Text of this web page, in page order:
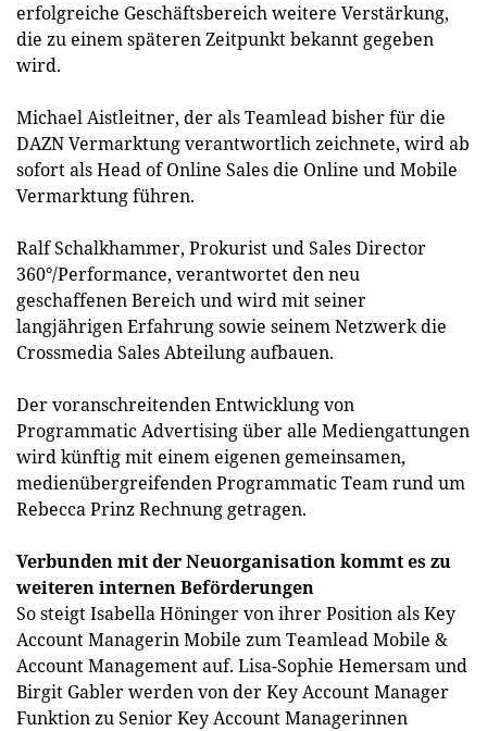
erfolgreiche Geschäftsbereich weitere Verstärkung,
die zu einem späteren Zeitpunkt bekannt gegeben
wird.
Michael Aistleitner, der als Teamlead bisher für die
DAZN Vermarktung verantwortlich zeichnete, wird ab
sofort als Head of Online Sales die Online und Mobile
Vermarktung führen.
Ralf Schalkhammer, Prokurist und Sales Director
360°/Performance, verantwortet den neu
geschaffenen Bereich und wird mit seiner
langjährigen Erfahrung sowie seinem Netzwerk die
Crossmedia Sales Abteilung aufbauen.
Der voranschreitenden Entwicklung von
Programmatic Advertising über alle Mediengattungen
wird künftig mit einem eigenen gemeinsamen,
medienübergreifenden Programmatic Team rund um
Rebecca Prinz Rechnung getragen.
Verbunden mit der Neuorganisation kommt es zu
weiteren internen Beförderungen
So steigt Isabella Höninger von ihrer Position als Key
Account Managerin Mobile zum Teamlead Mobile &
Account Management auf. Lisa-Sophie Hemersam und
Birgit Gabler werden von der Key Account Manager
Funktion zu Senior Key Account Managerinnen